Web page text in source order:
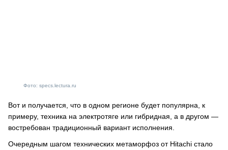
Фото: specs.lectura.ru
Вот и получается, что в одном регионе будет популярна, к
примеру, техника на электротяге или гибридная, а в другом —
востребован традиционный вариант исполнения.
Очередным шагом технических метаморфоз от Hitachi стало